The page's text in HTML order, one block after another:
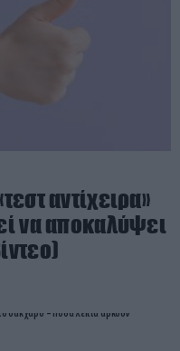
αντίχειρα»
να αποκαλύψει